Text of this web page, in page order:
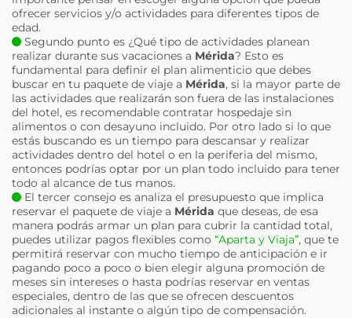
ofrecer servicios y/o actividades para diferentes tipos de
edad.
Segundo punto es ¿Qué tipo de actividades planean
realizar durante sus vacaciones a Mérida? Esto es
fundamental para definir el plan alimenticio que debes
buscar en tu paquete de viaje a Mérida, si la mayor parte de
las actividades que realizarán son fuera de las instalaciones
del hotel, es recomendable contratar hospedaje sin
alimentos o con desayuno incluido. Por otro lado si lo que
estás buscando es un tiempo para descansar y realizar
actividades dentro del hotel o en la periferia del mismo,
entonces podrías optar por un plan todo incluido para tener
todo al alcance de tus manos.
El tercer consejo es analiza el presupuesto que implica
reservar el paquete de viaje a Mérida que deseas, de esa
manera podrás armar un plan para cubrir la cantidad total,
puedes utilizar pagos flexibles como “Aparta y Viaja”, que te
permitirá reservar con mucho tiempo de anticipación e ir
pagando poco a poco o bien elegir alguna promoción de
meses sin intereses o hasta podrías reservar en ventas
especiales, dentro de las que se ofrecen descuentos
adicionales al instante o algún tipo de compensación.